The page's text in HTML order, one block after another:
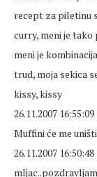
recept za piletinu
curry, meni je tako
meni je
trud, moja sekica
kissy, kissy
26.11.2007
Muffini će me
26.11.2007